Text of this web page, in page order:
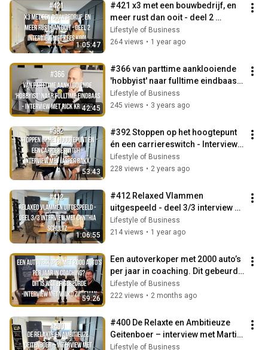
1:05:47
#421 x3 met een bouwbedrijf, en
meer rust dan ooit - deel 2
interview met Kees Kool
Lifestyle of Business
264 views • 1 year ago
42:45
#366 van parttime aanklooiende
'hobbyist' naar fulltime eindbaas -
interview met Rick Krieger
Lifestyle of Business
245 views • 3 years ago
53:43
#392 Stoppen op het hoogtepunt
én een carriereswitch - Interview
met Jasper Bakx
Lifestyle of Business
228 views • 2 years ago
1:06:55
#412 Relaxed Vlammen
uitgespeeld - deel 3/3 interview
met Cynthia Schultz
Lifestyle of Business
214 views • 1 year ago
59:26
Een autoverkoper met 2000 auto’s
per jaar in coaching. Dit gebeurde
er - casestudy Wilko Zieleman
Lifestyle of Business
222 views • 2 months ago
#400 De Relaxte en Ambitieuze
Geitenboer – interview met Martin
Zwiep
Lifestyle of Business